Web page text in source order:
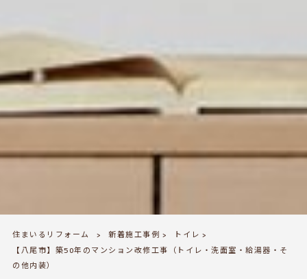
住まいるリフォーム > 新着施工事例 > トイレ >
【八尾市】築50年のマンション改修工事（トイレ・洗面室・給湯器・そ
の他内装）